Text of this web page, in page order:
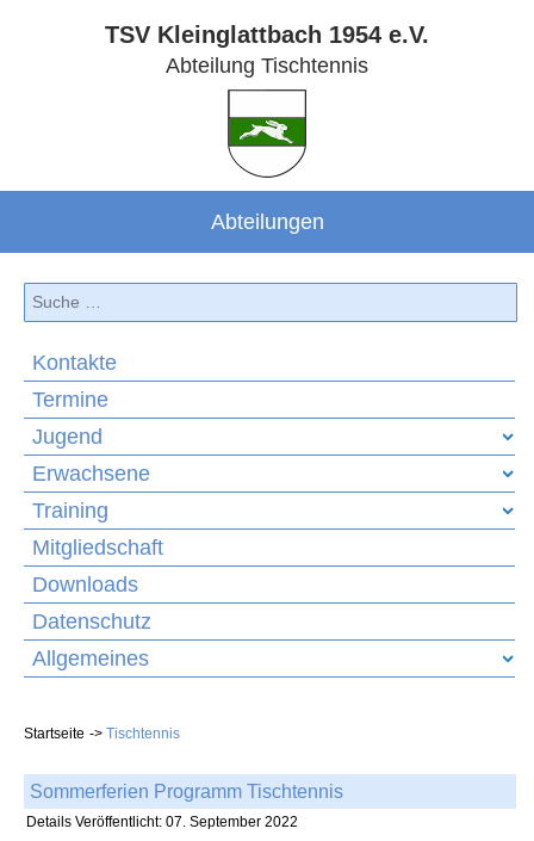
TSV Kleinglattbach 1954 e.V.
Abteilung Tischtennis
Abteilungen
Suchen
Kontakte
Termine
Jugend
Erwachsene
Training
Mitgliedschaft
Downloads
Datenschutz
Allgemeines
Startseite Tischtennis
Sommerferien Programm Tischtennis
Details Veröffentlicht: 07. September 2022